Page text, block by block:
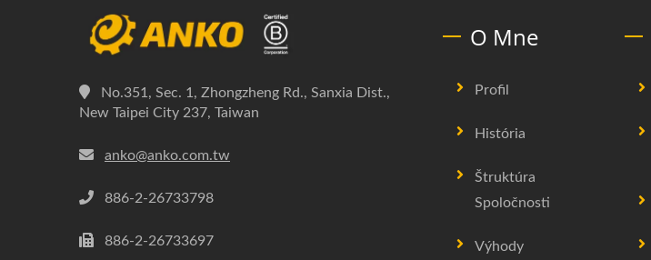
No.351, Sec. 1, Zhongzheng Rd., Sanxia Dist.,
New Taipei City 237, Taiwan
anko@anko.com.tw
886-2-26733798
886-2-26733697
O Mne
Profil
História
Štruktúra
Spoločnosti
Výhody